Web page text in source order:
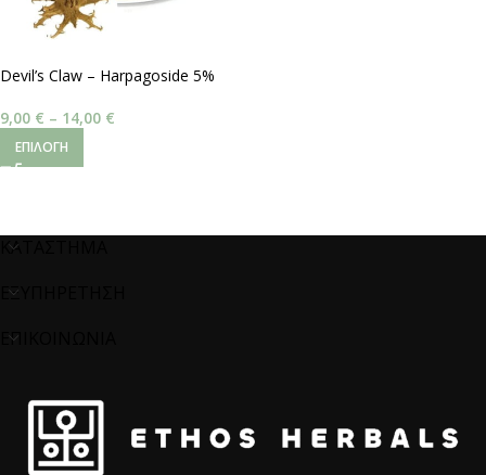
Devil’s Claw – Harpagoside 5%
9,00 € – 14,00 €
ΕΠΙΛΟΓΉ
ΚΑΤΑΣΤΗΜΑ
ΕΞΥΠΗΡΕΤΗΣΗ
ΕΠΙΚΟΙΝΩΝΙΑ